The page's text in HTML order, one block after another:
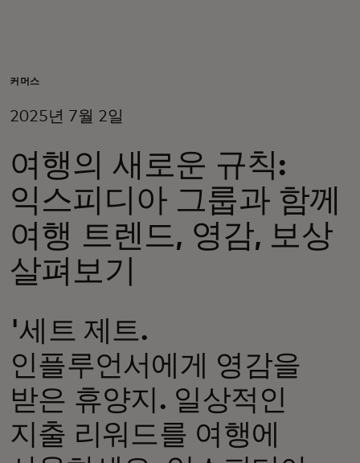
비즈니스 고객
이노베이터
뉴스 & 인사이트
커머스
2025년 7월 2일
여행의 새로운 규칙:
익스피디아 그룹과 함께
여행 트렌드, 영감, 보상
살펴보기
'세트 제트.
인플루언서에게 영감을
받은 휴양지. 일상적인
지출 리워드를 여행에